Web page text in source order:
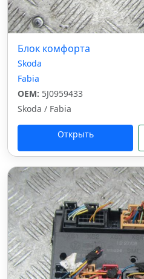
Блок комфорта
Skoda
Fabia
OEM: 5J0959433
Skoda / Fabia
Открыть